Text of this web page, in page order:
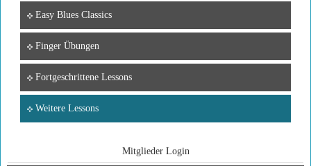
Easy Blues Classics
Finger Übungen
Fortgeschrittene Lessons
Weitere Lessons
Mitglieder Login